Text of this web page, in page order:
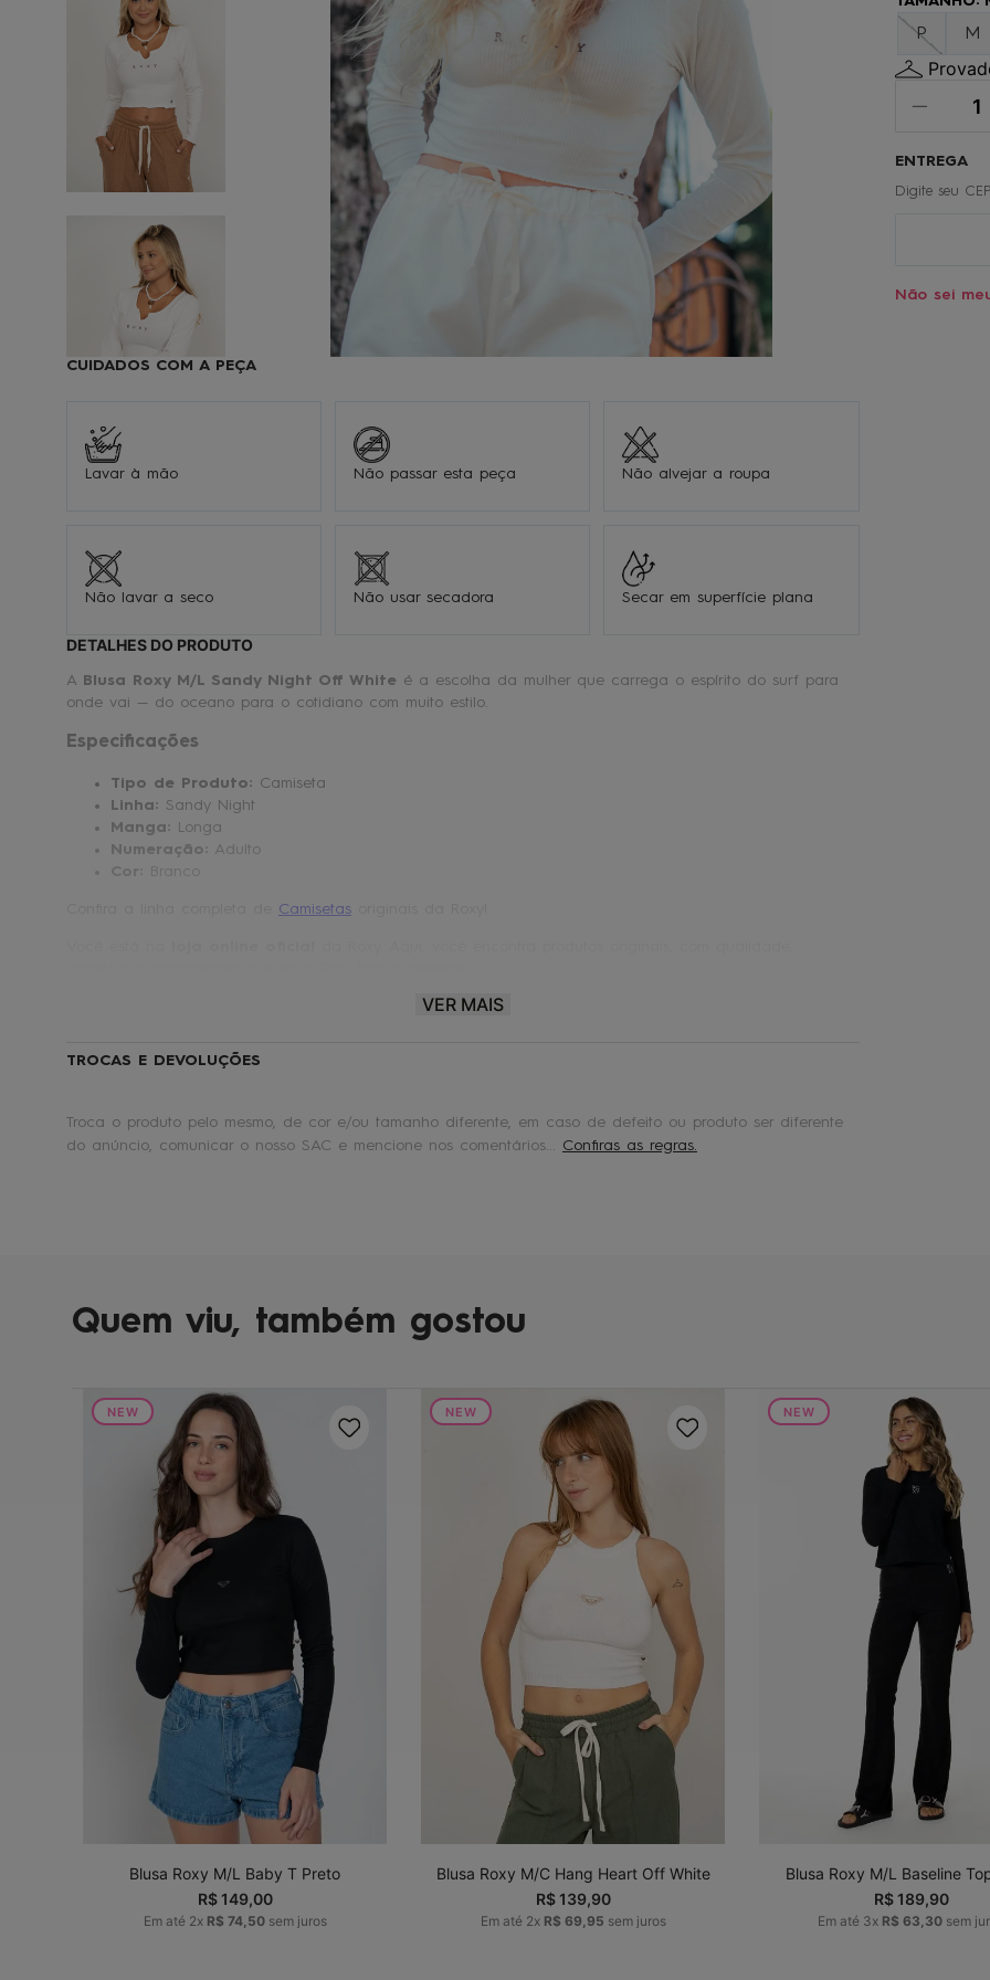
CUIDADOS COM A PEÇA
Lavar à mão Não passar esta peça Não alvejar a roupa
Não lavar a seco Não usar secadora Secar em superfície plana
DETALHES DO PRODUTO
A Blusa Roxy M/L Sandy Night Off White é a escolha da mulher que carrega o espírito do surf para
onde vai — do oceano para o cotidiano com muito estilo.
Especificações
Tipo de Produto: Camiseta
Linha: Sandy Night
Manga: Longa
Numeração: Adulto
Cor:
Branco
Camisetas
VER MAIS
TROCAS E DEVOLUÇÕES
Troca o produto pelo mesmo, de cor e/ou tamanho diferente, em caso de defeito ou produto ser diferente
do anúncio, comunicar o nosso SAC e mencione nos comentários... Confiras as regras.
P M
Não sei
Quem viu, também gostou
NEW
P G GG
ADICIONAR AO
CARRINHO
Blusa Roxy M/L Baby T Preto
R$149,00
Em até 2x R$ 74,50sem juros
NEW
M G
ADICIONAR AO
CARRINHO
Blusa Roxy M/C Hang Heart Off White
R$139,90
Em até 2x R$ 69,95 sem juros
NEW
ADICIONAR AO
CARRINHO
Blusa Roxy M/L Baseline
R$189,90
Em até 3x R$ 63,30 sem
oculos
10
chinelo